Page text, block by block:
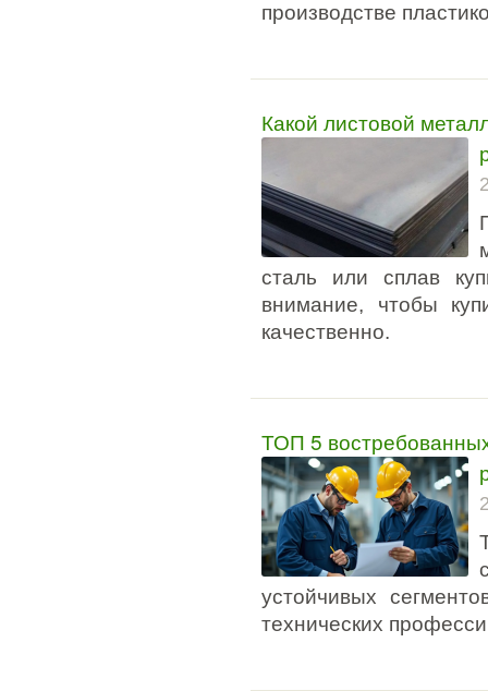
производстве
Какой листовой
сталь или сплав
внимание, чтобы
качественно.
ТОП 5
устойчивых
технических